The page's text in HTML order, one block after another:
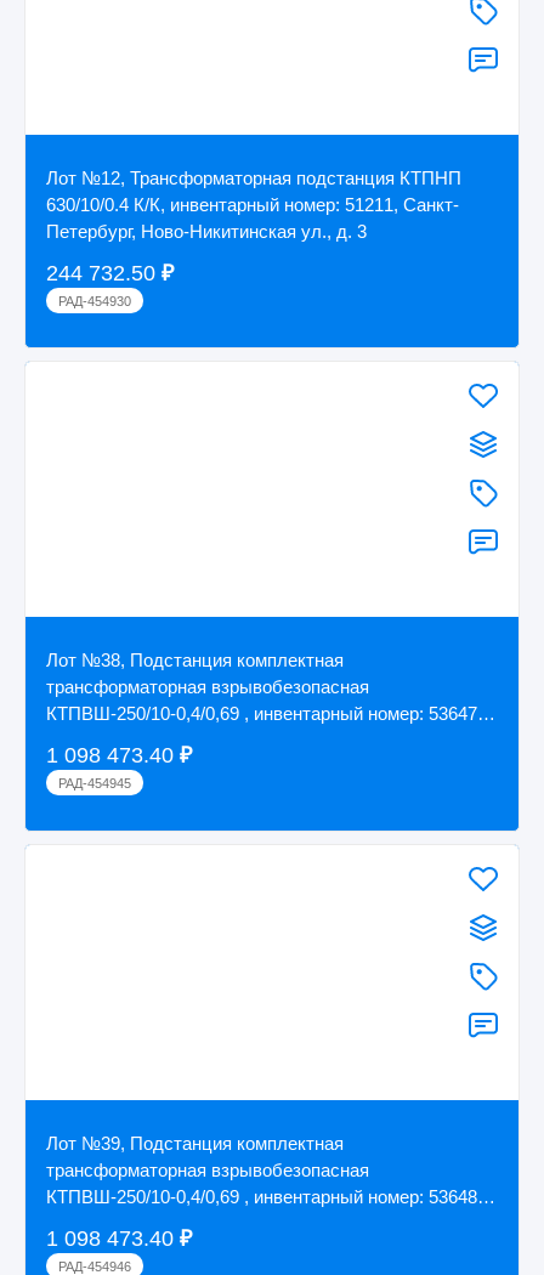
Лот №12, Трансформаторная подстанция КТПНП
630/10/0.4 К/К, инвентарный номер: 51211, Санкт-
Петербург, Ново-Никитинская ул., д. 3
244 732.50 ₽
РАД-454930
Лот №38, Подстанция комплектная
трансформаторная взрывобезопасная
КТПВШ-250/10-0,4/0,69 , инвентарный номер: 53647,
1 098 473.40 ₽
РАД-454945
Лот №39, Подстанция комплектная
трансформаторная взрывобезопасная
КТПВШ-250/10-0,4/0,69 , инвентарный номер: 53648,
1 098 473.40 ₽
РАД-454946